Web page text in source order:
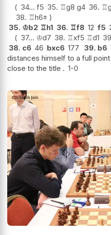
34... f5 35. ♖g8 g4 36. ♖
38. ♖h6±
35. ♔b2 ♖h1 36. ♖f8 12 f5
37... ♔d7 38. ♖xf5 ♖d1
38. c6 46 bxc6 177 39. b6
distances himself to a full
close to the title . 1-0